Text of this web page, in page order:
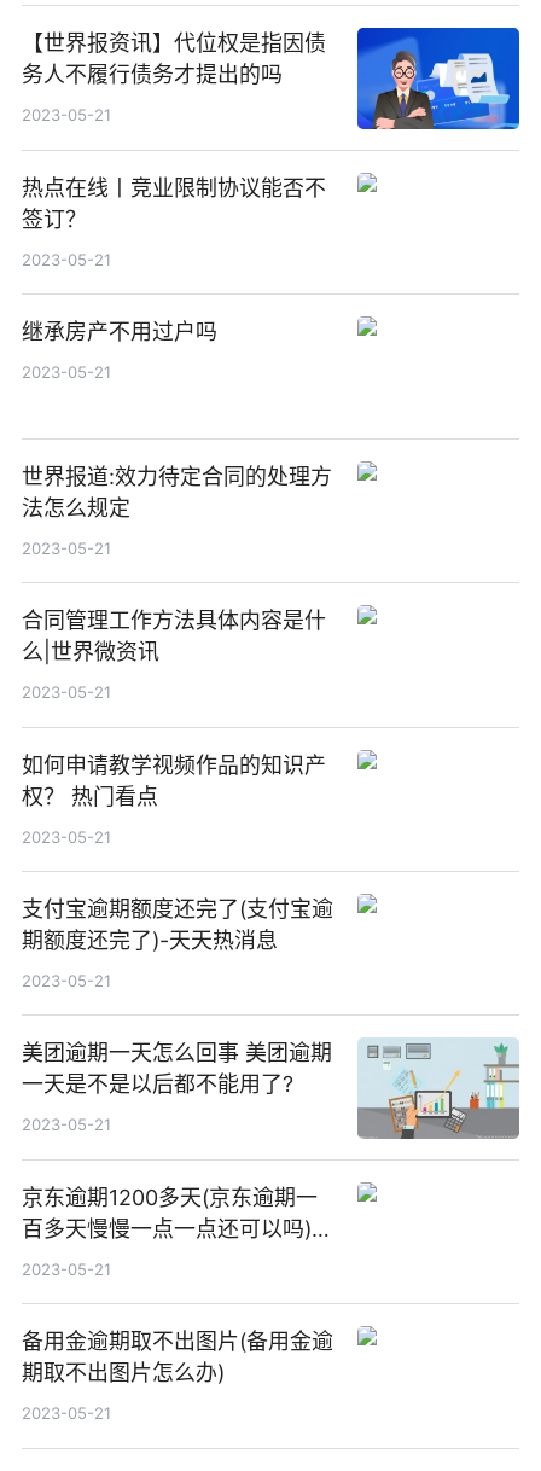
【世界报资讯】代位权是指因债
务人不履行债务才提出的吗
2023-05-21
热点在线丨竞业限制协议能否不
签订？
2023-05-21
继承房产不用过户吗
2023-05-21
世界报道:效力待定合同的处理方
法怎么规定
2023-05-21
合同管理工作方法具体内容是什
么|世界微资讯
2023-05-21
如何申请教学视频作品的知识产
权？ 热门看点
2023-05-21
支付宝逾期额度还完了(支付宝逾
期额度还完了)-天天热消息
2023-05-21
美团逾期一天怎么回事 美团逾期
一天是不是以后都不能用了?
2023-05-21
京东逾期1200多天(京东逾期一
百多天慢慢一点一点还可以吗)_
天天时讯
2023-05-21
备用金逾期取不出图片(备用金逾
期取不出图片怎么办)
2023-05-21